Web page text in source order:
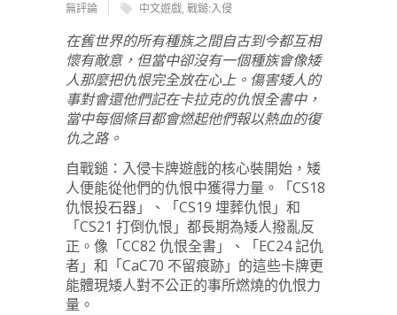
無評論
中文遊戲, 戰鎚:入侵
在舊世界的所有種族之間自古到今都互相
懷有敵意，但當中卻沒有一個種族會像矮
人那麼把仇恨完全放在心上。傷害矮人的
事對會還他們記在卡拉克的仇恨全書中，
當中每個條目都會燃起他們報以熱血的復
仇之路。
自戰鎚：入侵卡牌遊戲的核心裝開始，矮
人便能從他們的仇恨中獲得力量。「CS18
仇恨投石器」、「CS19 埋葬仇恨」和
「CS21 打倒仇恨」都長期為矮人撥亂反
正。像「CC82 仇恨全書」、「EC24 記仇
者」和「CaC70 不留痕跡」的這些卡牌更
能體現矮人對不公正的事所燃燒的仇恨力
量。